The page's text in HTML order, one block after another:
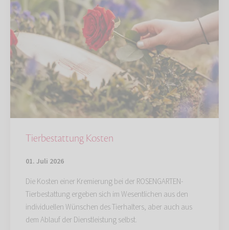
Tierbestattung Kosten
01. Juli 2026
Die Kosten einer Kremierung bei der ROSENGARTEN-
Tierbestattung ergeben sich im Wesentlichen aus den
individuellen Wünschen des Tierhalters, aber auch aus
dem Ablauf der Dienstleistung selbst.